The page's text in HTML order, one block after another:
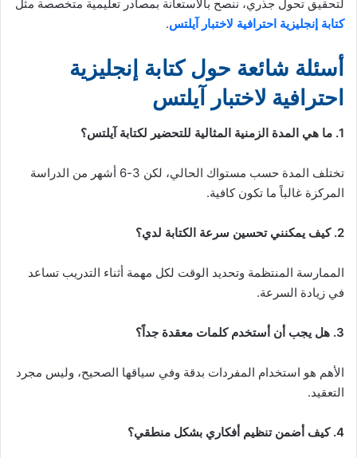
لتحقيق تحول جذري، ننصح بالاستعانة بمصادر تعليمية متخصصة مثل
كتابة إنجليزية احترافية لاختبار آيلتس.
أسئلة شائعة حولكتابة إنجليزية
احترافية لاختبار آيلتس
1. ما هي المدة الزمنية المثالية للتحضير لكتابة آيلتس؟
تختلف المدة حسب مستواك الحالي، لكن 3-6 أشهر من الدراسة
المركزة غالباً ما تكون كافية.
2. كيف يمكنني تحسين سرعة الكتابة لدي؟
الممارسة المنتظمة وتحديد الوقت لكل مهمة أثناء التدريب تساعد
في زيادة السرعة.
3. هل يجب أن أستخدم كلمات معقدة جداً؟
الأهم هو استخدام المفردات بدقة وفي سياقها الصحيح، وليس مجرد
التعقيد.
4. كيف أضمن تنظيم أفكاري بشكل منطقي؟